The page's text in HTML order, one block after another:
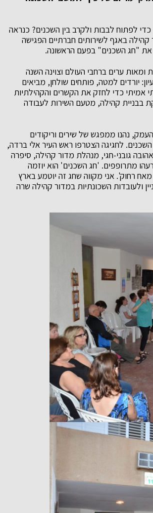
לפתוח לבבות ולקרב בין השכנים? כנראה
באגף לשירותים חברתיים הפגישה
את "חג השכנים" בפעם הראשונה.
שמצטרפת למסורת עולמית המצוינת בכ-40 מדינות ומאות ערים ברחבי העולם וצוינה השנה
יורדים למטה, פותחים שולחן, מביאים
אמיתי כדי לחזק את הקשרים והקהילתיות
בבניית קהילה, מטעם השירות לעבודה
במגדל העמק, נהנו ממפגש של שירים וריקודים
לחגיגה הצטרפו ראש העיר אלי ברדה,
גובני-חגי, מנהלת מדור קהילה, סיפרה
מתרופפים. 'חג השכנים' הוא יוזמה
רחוק'. אני מקווה שחג זה יוטמע בארץ
ולעובדות השכונתיות במדור קהילה שרה